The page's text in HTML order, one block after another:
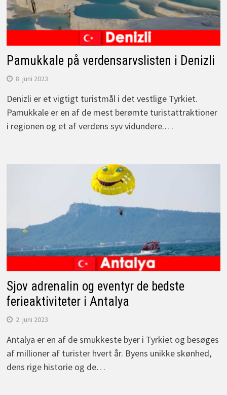
Pamukkale på verdensarvslisten i Denizli
8. juni 2023
Denizli er et vigtigt turistmål i det vestlige Tyrkiet.
Pamukkale er en af de mest berømte turistattraktioner
i regionen og et af verdens syv vidundere.…
Sjov adrenalin og eventyr de bedste
ferieaktiviteter i Antalya
2. juni 2023
Antalya er en af de smukkeste byer i Tyrkiet og besøges
af millioner af turister hvert år. Byens unikke skønhed,
dens rige historie og de…